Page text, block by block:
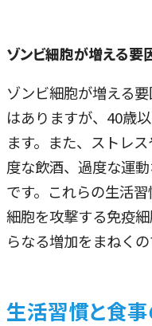
ゾンビ細胞が増える要
ゾンビ細胞が増える
はありますが、40歳
ます。また、ストレ
度な飲酒、過度な運
です。これらの生活
細胞を攻撃する免疫
らなる増加をまねくの
生活習慣と食